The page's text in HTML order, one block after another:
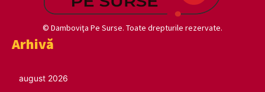
© Damboviţa Pe Surse. Toate drepturile rezervate.
Arhivă
august 2026